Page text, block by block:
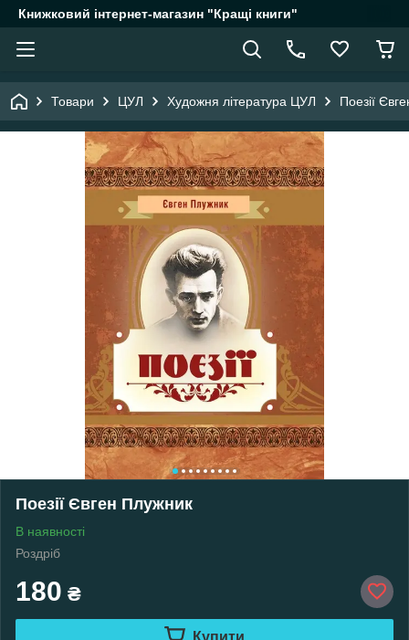
Книжковий інтернет-магазин "Кращі книги"
Товари ЦУЛ Художня література ЦУЛ Поезії
Поезії Євген Плужник
В наявності
Роздріб
180 ₴
Купити